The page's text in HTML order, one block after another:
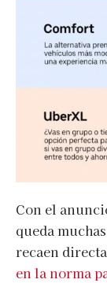
Con el
queda
recaen
en la norma